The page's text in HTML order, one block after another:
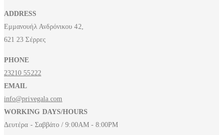
ADDRESS
Εμμανουήλ Ανδρόνικου 42,
621 23 Σέρρες
PHONE
23210 55222
EMAIL
info@privegala.com
WORKING DAYS/HOURS
Δευτέρα - Σαββάτο / 9:00AM - 8:00PM